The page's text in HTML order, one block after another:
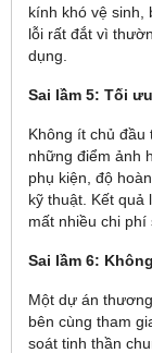
kính khó vệ sinh,
lỗi rất đắt vì
dụng.
Sai lầm 5: Tối
Không ít chủ đầu
những điểm ảnh
phụ kiện, độ
kỹ thuật. Kết quả
mất nhiều chi phí
Sai lầm 6:
Một dự án
bên cùng tham
soát tinh thần